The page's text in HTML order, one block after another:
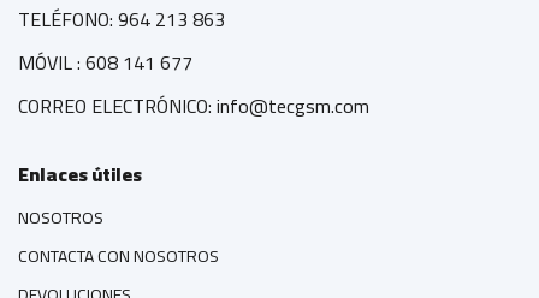
TELÉFONO: 964 213 863
MÓVIL : 608 141 677
CORREO ELECTRÓNICO: info@tecgsm.com
Enlaces útiles
NOSOTROS
CONTACTA CON NOSOTROS